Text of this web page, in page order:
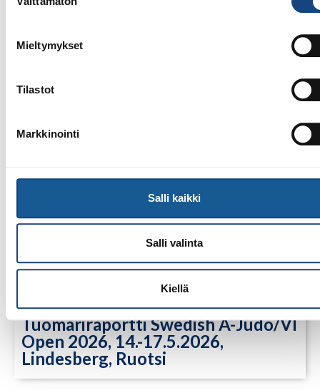
valinta
Mieltymykset
Tilastot
Markkinointi
Salli kaikki
Salli valinta
Kiellä
23.7.2026
Tuomariraportti Swedish A-Judo/VI
Open 2026, 14.-17.5.2026,
Lindesberg, Ruotsi